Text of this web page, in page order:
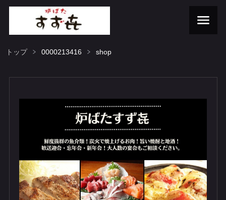
トップ 0000213416 shop